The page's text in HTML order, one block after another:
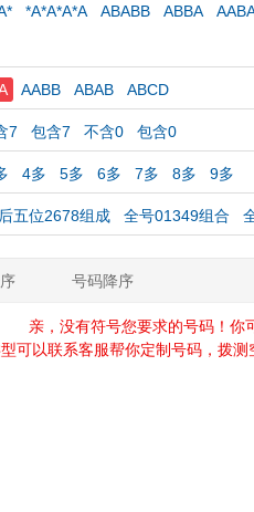
*A*A*A*A ABABB ABBA
AABB ABAB ABCD
7 包含7 不含0 包含0
4多 5多 6多 7多 8多 9多
后五位2678组成 全号01349组合
号码降序
亲，没有符号您要求的号码！你
可以联系客服帮你定制号码，拨